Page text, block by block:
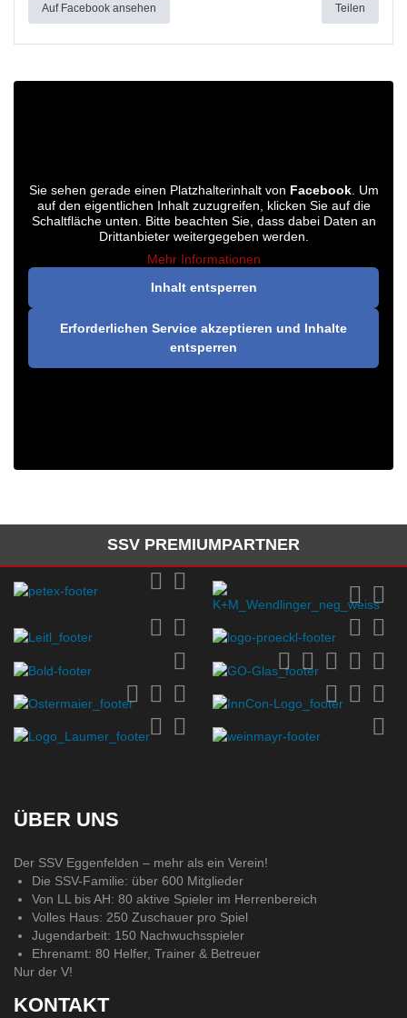
Auf Facebook ansehen Teilen
Sie sehen gerade einen Platzhalterinhalt von Facebook. Um
auf den eigentlichen Inhalt zuzugreifen, klicken Sie auf die
Schaltfläche unten. Bitte beachten Sie, dass dabei Daten an
Drittanbieter weitergegeben werden.
Mehr Informationen
Inhalt entsperren
Erforderlichen Service akzeptieren und Inhalte
entsperren
SSV PREMIUMPARTNER
ÜBER UNS
Der SSV Eggenfelden – mehr als ein Verein!
Die SSV-Familie: über 600 Mitglieder
Von LL bis AH: 80 aktive Spieler im Herrenbereich
Volles Haus: 250 Zuschauer pro Spiel
Jugendarbeit: 150 Nachwuchsspieler
Ehrenamt: 80 Helfer, Trainer & Betreuer
Nur der V!
KONTAKT